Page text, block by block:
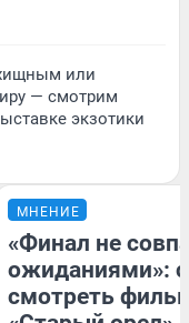
или
— смотрим
экзотики
МНЕНИЕ
«Финал не
ожиданиями»:
смотреть